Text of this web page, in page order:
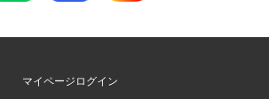
マイページログイン